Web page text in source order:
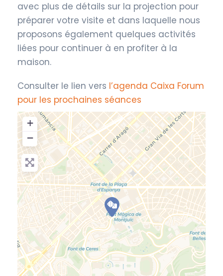
avec plus de détails sur la projection pour
préparer votre visite et dans laquelle nous
proposons également quelques activités
liées pour continuer à en profiter à la
maison.
Consulter le lien vers l’agenda Caixa Forum
pour les prochaines séances
+
−